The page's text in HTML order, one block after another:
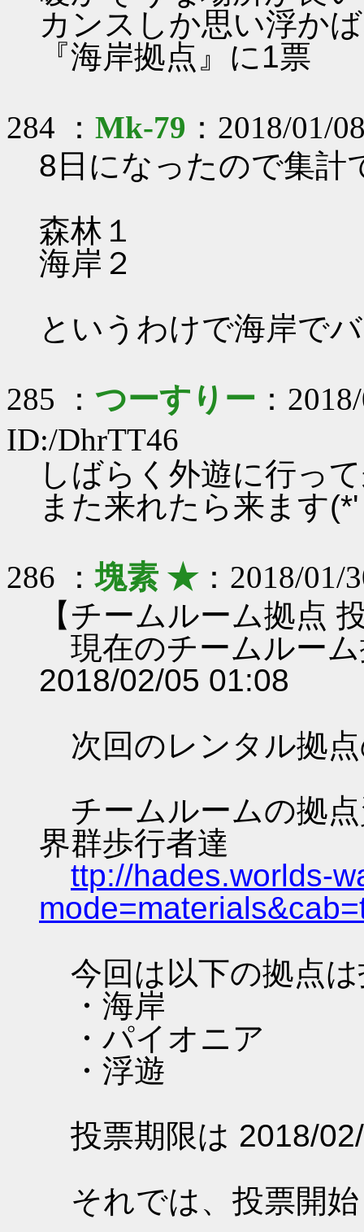
カンスしか思い浮か
『海岸拠点』に1票
284 ： Mk-79 ：2018/01/
8日になったので集計
森林１
海岸２
というわけで海岸で
285 ： つーすりー ：
ID:/DhrTT46
しばらく外遊に行っ
また来れたら来ます
286 ：塊素 ★：2018/01/
【チームルーム拠点
現在のチームルー
2018/02/05 01:08
次回のレンタル拠
チームルームの拠
界群歩行者達
ttp://hades.worlds-
今回は以下の拠点
・海岸
・パイオニア
・浮遊
投票期限は 2018/
それでは、投票開